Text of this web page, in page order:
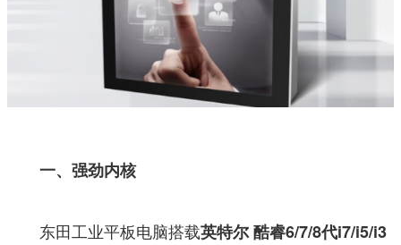
一、强劲内核
东田工业平板电脑搭载英特尔 酷睿6/7/8代i7/i5/i3